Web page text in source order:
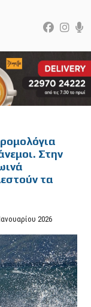
Στην
τα
2026